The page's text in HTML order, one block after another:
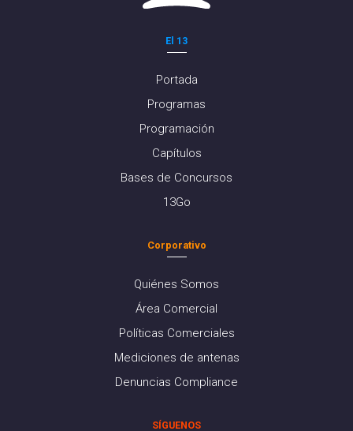
El 13
Portada
Programas
Programación
Capítulos
Bases de Concursos
13Go
Corporativo
Quiénes Somos
Área Comercial
Políticas Comerciales
Mediciones de antenas
Denuncias Compliance
SÍGUENOS